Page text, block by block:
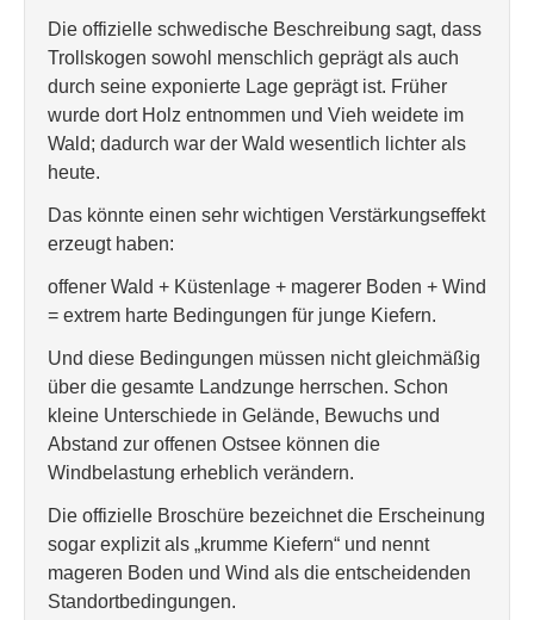
Die offizielle schwedische Beschreibung sagt, dass
Trollskogen sowohl menschlich geprägt als auch
durch seine exponierte Lage geprägt ist. Früher
wurde dort Holz entnommen und Vieh weidete im
Wald; dadurch war der Wald wesentlich lichter als
heute.
Das könnte einen sehr wichtigen Verstärkungseffekt
erzeugt haben:
offener Wald + Küstenlage + magerer Boden + Wind
= extrem harte Bedingungen für junge Kiefern.
Und diese Bedingungen müssen nicht gleichmäßig
über die gesamte Landzunge herrschen. Schon
kleine Unterschiede in Gelände, Bewuchs und
Abstand zur offenen Ostsee können die
Windbelastung erheblich verändern.
Die offizielle Broschüre bezeichnet die Erscheinung
sogar explizit als „krumme Kiefern“ und nennt
mageren Boden und Wind als die entscheidenden
Standortbedingungen.